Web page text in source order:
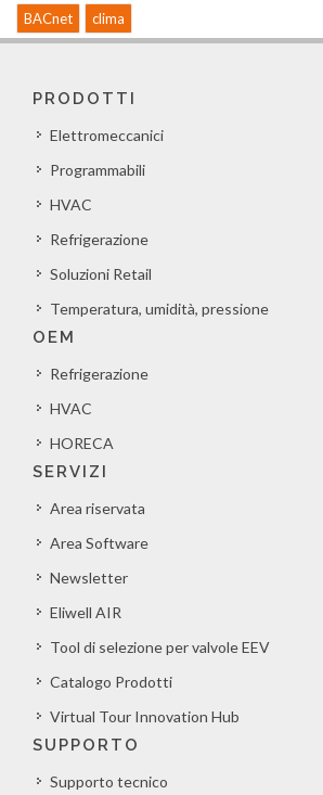
BACnet
clima
PRODOTTI
Elettromeccanici
Programmabili
HVAC
Refrigerazione
Soluzioni Retail
Temperatura, umidità, pressione
OEM
Refrigerazione
HVAC
HORECA
SERVIZI
Area riservata
Area Software
Newsletter
Eliwell AIR
Tool di selezione per valvole EEV
Catalogo Prodotti
Virtual Tour Innovation Hub
SUPPORTO
Supporto tecnico